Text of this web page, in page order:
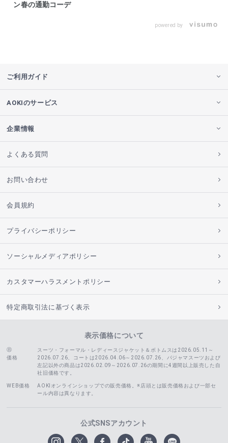
ン春の通勤コーデ
powered by
ご利用ガイド
AOKIのサービス
企業情報
よくある質問
お問い合わせ
会員規約
プライバシーポリシー
ソーシャルメディアポリシー
カスタマーハラスメントポリシー
特定商取引法に基づく表示
表示価格について
価格
スーツ・フォーマル・レディースジャケット＆ボトムスは2026.05.11～
2026.07.26、コートは2026.04.06～2026.07.26、
パジャマスーツおよび
左記以外の商品は2026.02.09～2026.07.26の期間に4週間以上販売した自
社旧価格です。
WEB価格
AOKIオンラインショップでの販売価格。※店頭とは販売価格および一部セ
ール内容は異なります。
公式SNSアカウント